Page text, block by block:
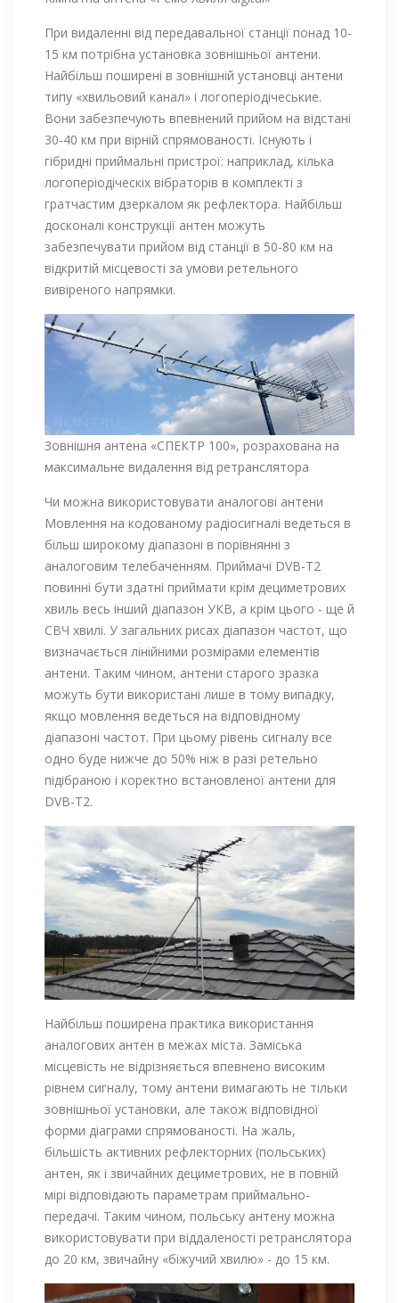
При видаленні від передавальної станції понад 10-
15 км потрібна установка зовнішньої антени.
Найбільш поширені в зовнішній установці антени
типу «хвильовий канал» і логоперіодічеськие.
Вони забезпечують впевнений прийом на відстані
30-40 км при вірній спрямованості. Існують і
гібридні приймальні пристрої: наприклад, кілька
логоперіодіческіх вібраторів в комплекті з
гратчастим дзеркалом як рефлектора. Найбільш
досконалі конструкції антен можуть
забезпечувати прийом від станції в 50-80 км на
відкритій місцевості за умови ретельного
вивіреного напрямки.
Зовнішня антена «СПЕКТР 100», розрахована на
максимальне видалення від ретранслятора
Чи можна використовувати аналогові антени
Мовлення на кодованому радіосигналі ведеться в
більш широкому діапазоні в порівнянні з
аналоговим телебаченням. Приймачі DVB-Т2
повинні бути здатні приймати крім дециметрових
хвиль весь інший діапазон УКВ, а крім цього - ще й
СВЧ хвилі. У загальних рисах діапазон частот, що
визначається лінійними розмірами елементів
антени. Таким чином, антени старого зразка
можуть бути використані лише в тому випадку,
якщо мовлення ведеться на відповідному
діапазоні частот. При цьому рівень сигналу все
одно буде нижче до 50% ніж в разі ретельно
підібраною і коректно встановленої антени для
DVB-Т2.
Найбільш поширена практика використання
аналогових антен в межах міста. Заміська
місцевість не відрізняється впевнено високим
рівнем сигналу, тому антени вимагають не тільки
зовнішньої установки, але також відповідної
форми діаграми спрямованості. На жаль,
більшість активних рефлекторних (польських)
антен, як і звичайних дециметрових, не в повній
мірі відповідають параметрам приймально-
передачі. Таким чином, польську антену можна
використовувати при віддаленості ретранслятора
до 20 км, звичайну «біжучий хвилю» - до 15 км.